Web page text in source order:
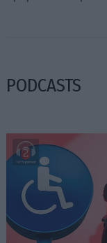
PODCASTS